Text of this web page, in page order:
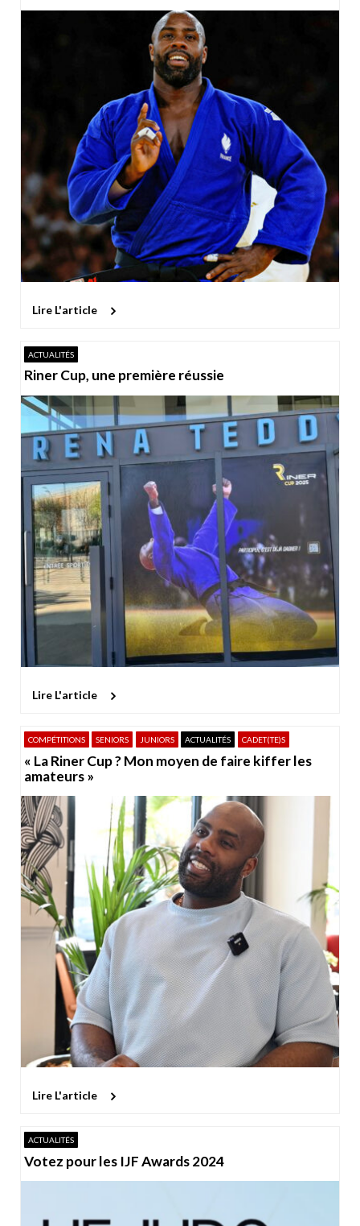
Lire L'article
ACTUALITÉS
Riner Cup, une première réussie
Lire L'article
COMPÉTITIONS SENIORS JUNIORS ACTUALITÉS CADET(TE)S
« La Riner Cup ? Mon moyen de faire kiffer les
amateurs »
Lire L'article
ACTUALITÉS
Votez pour les IJF Awards 2024